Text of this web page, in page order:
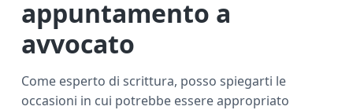
appuntamento a
avvocato
Come esperto di scrittura, posso spiegarti le
occasioni in cui potrebbe essere appropriato